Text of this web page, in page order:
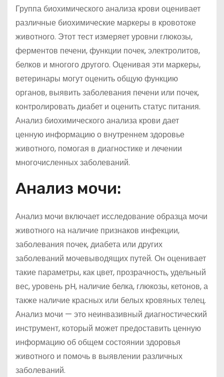
Группа биохимического анализа крови оценивает
различные биохимические маркеры в кровотоке
животного. Этот тест измеряет уровни глюкозы,
ферментов печени, функции почек, электролитов,
белков и многого другого. Оценивая эти маркеры,
ветеринары могут оценить общую функцию
органов, выявить заболевания печени или почек,
контролировать диабет и оценить статус питания.
Анализ биохимического анализа крови дает
ценную информацию о внутреннем здоровье
животного, помогая в диагностике и лечении
многочисленных заболеваний.
Анализ мочи:
Анализ мочи включает исследование образца мочи
животного на наличие признаков инфекции,
заболевания почек, диабета или других
заболеваний мочевыводящих путей. Он оценивает
такие параметры, как цвет, прозрачность, удельный
вес, уровень pH, наличие белка, глюкозы, кетонов, а
также наличие красных или белых кровяных телец.
Анализ мочи — это неинвазивный диагностический
инструмент, который может предоставить ценную
информацию об общем состоянии здоровья
животного и помочь в выявлении различных
заболеваний.